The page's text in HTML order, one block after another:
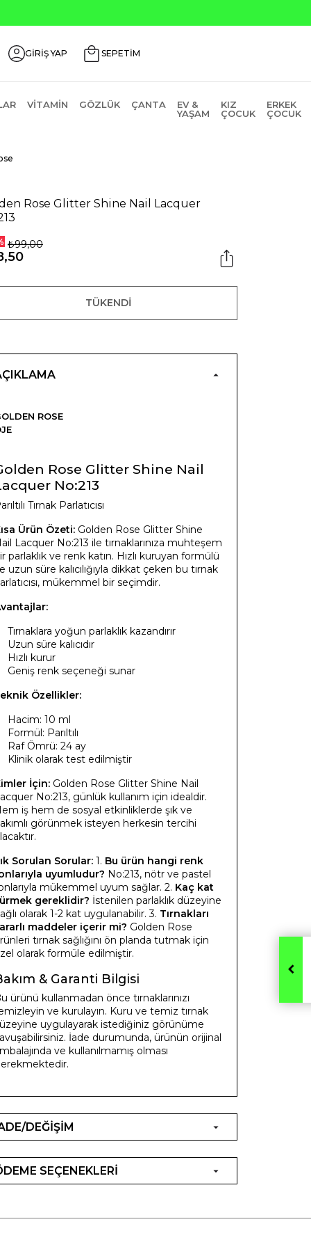
GİRİŞ YAP SEPETİM
VITAMIN GÖZLÜK ÇANTA
EV &
YAŞAM
KIZ
ÇOCUK
ERKEK
ÇOCUK
Rose Glitter Shine Nail Lacquer
₺99,00
TÜKENDI
ROSE
Rose Glitter Shine Nail
No:213
Tırnak Parlatıcısı
Ürün Özeti: Golden Rose Glitter Shine
Lacquer No:213 ile tırnaklarınıza muhteşem
parlaklık ve renk katın. Hızlı kuruyan formülü
uzun süre kalıcılığıyla dikkat çeken bu tırnak
mükemmel bir seçimdir.
Tırnaklara yoğun parlaklık kazandırır
Uzun süre kalıcıdır
Hızlı kurur
Geniş renk seçeneği sunar
Özellikler:
Hacim: 10 ml
Formül: Parıltılı
Raf Ömrü: 24 ay
Klinik olarak test edilmiştir
İçin: Golden Rose Glitter Shine Nail
No:213, günlük kullanım için idealdir.
iş hem de sosyal etkinliklerde şık ve
görünmek isteyen herkesin tercihi
Sorulan Sorular: 1. Bu ürün hangi renk
uyumludur? No:213, nötr ve pastel
mükemmel uyum sağlar. 2. Kaç kat
gereklidir? İstenilen parlaklık düzeyine
olarak 1-2 kat uygulanabilir. 3. Tırnakları
maddeler içerir mi? Golden Rose
tırnak sağlığını ön planda tutmak için
olarak formüle edilmiştir.
& Garanti Bilgisi
ürünü kullanmadan önce tırnaklarınızı
ve kurulayın. Kuru ve temiz tırnak
uygulayarak istediğiniz görünüme
İade durumunda, ürünün orijinal
ve kullanılmamış olması
DEĞİŞİM
SEÇENEKLERİ